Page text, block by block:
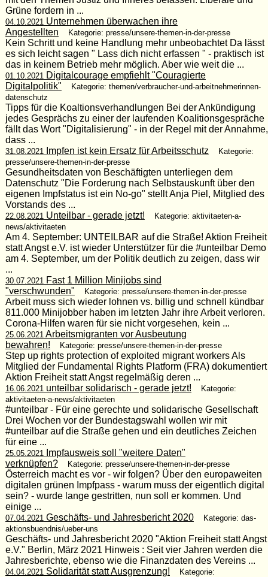
Grüne fordern in ...
04.10.2021 Unternehmen überwachen ihre
Angestellten
Kategorie: presse/unsere-themen-in-der-presse
Kein Schritt und keine Handlung mehr unbeobachtet Da lässt
es sich leicht sagen " Lass dich nicht erfassen " - praktisch ist
das in keinem Betrieb mehr möglich. Aber wie weit die ...
01.10.2021 Digitalcourage empfiehlt "Couragierte
Digitalpolitik"
Kategorie: themen/verbraucher-und-arbeitnehmerinnen-
datenschutz
Tipps für die Koaltionsverhandlungen Bei der Ankündigung
jedes Gesprächs zu einer der laufenden Koalitionsgespräche
fällt das Wort "Digitalisierung" - in der Regel mit der Annahme,
dass ...
31.08.2021 Impfen ist kein Ersatz für Arbeitsschutz
Kategorie:
presse/unsere-themen-in-der-presse
Gesundheitsdaten von Beschäftigten unterliegen dem
Datenschutz "Die Forderung nach Selbstauskunft über den
eigenen Impfstatus ist ein No-go" stellt Anja Piel, Mitglied des
Vorstands des ...
22.08.2021 Unteilbar - gerade jetzt!
Kategorie: aktivitaeten-a-
news/aktivitaeten
Am 4. September: UNTEILBAR auf die Straße! Aktion Freiheit
statt Angst e.V. ist wieder Unterstützer für die #unteilbar Demo
am 4. September, um der Politik deutlich zu zeigen, dass wir
...
30.07.2021 Fast 1 Million Minijobs sind
"verschwunden"
Kategorie: presse/unsere-themen-in-der-presse
Arbeit muss sich wieder lohnen vs. billig und schnell kündbar
811.000 Minijobber haben im letzten Jahr ihre Arbeit verloren.
Corona-Hilfen waren für sie nicht vorgesehen, kein ...
25.06.2021 Arbeitsmigranten vor Ausbeutung
bewahren!
Kategorie: presse/unsere-themen-in-der-presse
Step up rights protection of exploited migrant workers Als
Mitglied der Fundamental Rights Platform (FRA) dokumentiert
Aktion Freiheit statt Angst regelmäßig deren ...
16.06.2021 unteilbar solidarisch - gerade jetzt!
Kategorie:
aktivitaeten-a-news/aktivitaeten
#unteilbar - Für eine gerechte und solidarische Gesellschaft
Drei Wochen vor der Bundestagswahl wollen wir mit
#unteilbar auf die Straße gehen und ein deutliches Zeichen
für eine ...
25.05.2021
Impfausweis soll "weitere Daten"
verknüpfen?
Kategorie: presse/unsere-themen-in-der-presse
Österreich macht es vor - wir folgen? Über den europaweiten
digitalen grünen Impfpass - warum muss der eigentlich digital
sein? - wurde lange gestritten, nun soll er kommen. Und
einige ...
07.04.2021 Geschäfts- und Jahresbericht 2020
Kategorie: das-
aktionsbuendnis/ueber-uns
Geschäfts- und Jahresbericht 2020 "Aktion Freiheit statt Angst
e.V." Berlin, März 2021 Hinweis : Seit vier Jahren werden die
Jahresberichte, ebenso wie die Finanzdaten des Vereins ...
04.04.2021 Solidarität statt Ausgrenzung!
Kategorie: